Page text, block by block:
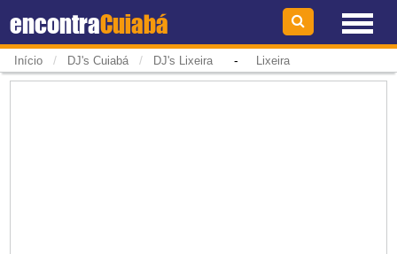
encontraCuiabá
Início / DJ's Cuiabá / DJ's Lixeira- Lixeira